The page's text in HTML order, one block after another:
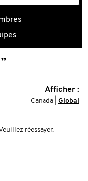
Afficher :
Canada | Global
réessayer.